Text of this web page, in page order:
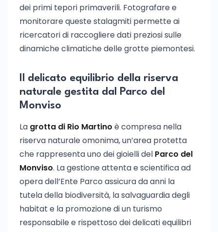
dei primi tepori primaverili. Fotografare e
monitorare queste stalagmiti permette ai
ricercatori di raccogliere dati preziosi sulle
dinamiche climatiche delle grotte piemontesi.
Il delicato equilibrio della riserva
naturale gestita dal Parco del
Monviso
La grotta di Rio Martino è compresa nella
riserva naturale omonima, un’area protetta
che rappresenta uno dei gioielli del Parco del
Monviso. La gestione attenta e scientifica ad
opera dell’Ente Parco assicura da anni la
tutela della biodiversità, la salvaguardia degli
habitat e la promozione di un turismo
responsabile e rispettoso dei delicati equilibri